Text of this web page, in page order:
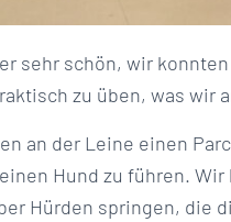
sehr schön, wir
zu üben, was wir
an der Leine einen
Hund zu führen.
Hürden springen, die